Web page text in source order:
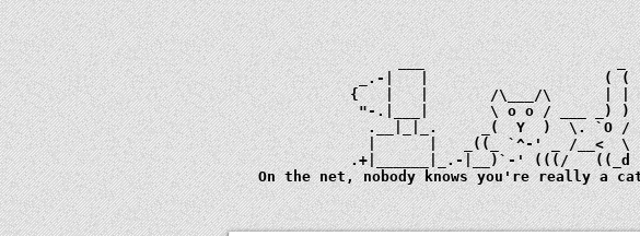
             ___
               _
         _.-|   |
              ( (
        {   |   |
/\___/\      | |
         "-.|___|
\ o o
/ ___ _) )
          .__|_|_.
          |      |   _
((_ `^-' _ /__<  \
        .+|______|_.-|__)
`-' (((/   ((_d
On the net, nobody knows you're really a